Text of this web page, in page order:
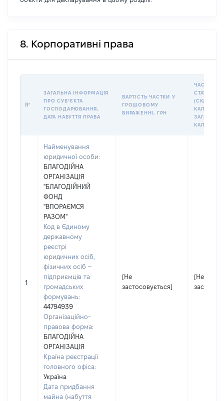
8. Корпоративні права
№
ЗАГАЛЬНА ІНФОРМАЦІЯ
ПРО СУБʼЄКТА
ГОСПОДАРЮВАННЯ,
ДАТА НАБУТТЯ ПРАВА
ВАРТІСТЬ ЧАСТКИ У
ГРОШОВОМУ
ВИРАЖЕННІ, ГРН
ЧАСТКА У
КАПІТАЛІ
КАПІТАЛУ)
1
Найменування
юридичної особи:
БЛАГОДІЙНА
ОРГАНІЗАЦІЯ
"БЛАГОДІЙНИЙ
ФОНД
"ВПОРАЄМСЯ
РАЗОМ"
Код в Єдиному
державному
реєстрі
юридичних осіб,
фізичних осіб –
підприємців та
громадських
формувань:
44794939
Організаційно-
правова форма:
БЛАГОДІЙНА
ОРГАНІЗАЦІЯ
Країна реєстрації
головного офіса:
Україна
Дата придбання
майна (набуття
[Не
застосовується]
[Не